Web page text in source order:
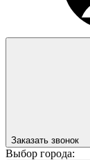
Заказать звонок
Выбор города: